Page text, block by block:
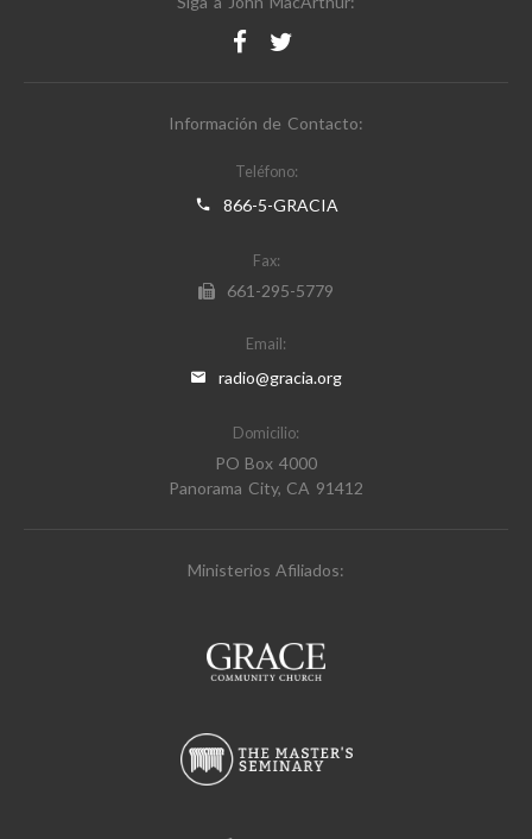
Información de Contacto:
Teléfono:
866-5-GRACIA
Fax:
661-295-5779
Email:
radio@gracia.org
Domicilio:
PO Box 4000
Panorama City, CA 91412
Ministerios Afiliados: